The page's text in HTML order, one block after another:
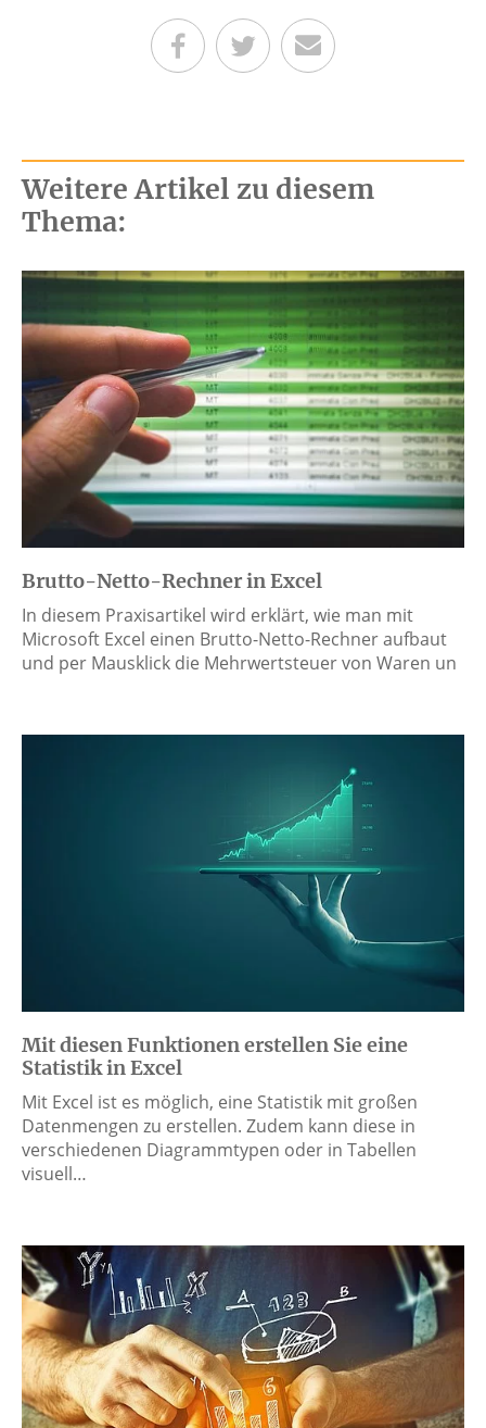
Teilen auf Facebook
Teilen auf Twitter
Per E-Mail senden
Weitere Artikel zu diesem
Thema:
Brutto-Netto-Rechner in Excel
In diesem Praxisartikel wird erklärt, wie man mit
Microsoft Excel einen Brutto-Netto-Rechner aufbaut
und per Mausklick die Mehrwertsteuer von Waren un
Mit diesen Funktionen erstellen Sie eine
Statistik in Excel
Mit Excel ist es möglich, eine Statistik mit großen
Datenmengen zu erstellen. Zudem kann diese in
verschiedenen Diagrammtypen oder in Tabellen
visuell…